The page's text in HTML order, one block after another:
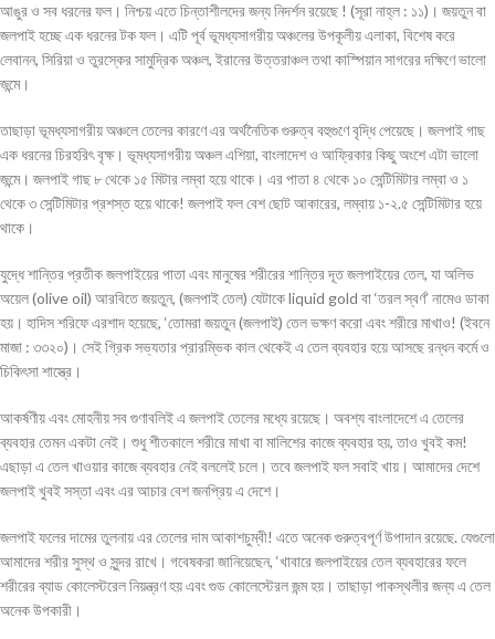
আঙুর ও সব ধরনের ফল। নিশ্চয় এতে চিন্তাশীলদের জন্য নিদর্শন রয়েছে ! (সূরা নাহ্ল : ১১)। জয়তুন বা
জলপাই হচ্ছে এক ধরনের টক ফল। এটি পূর্ব ভূমধ্যসাগরীয় অঞ্চলের উপকূলীয় এলাকা, বিশেষ করে
লেবানন, সিরিয়া ও তুরস্কের সামুদ্রিক অঞ্চল, ইরানের উত্তরাঞ্চল তথা কাস্পিয়ান সাগরের দক্ষিণে ভালো
জন্মে।
তাছাড়া ভূমধ্যসাগরীয় অঞ্চলে তেলের কারণে এর অর্থনৈতিক গুরুত্ব বহুগুণে বৃদ্ধি পেয়েছে। জলপাই গাছ
এক ধরনের চিরহরিৎ বৃক্ষ। ভূমধ্যসাগরীয় অঞ্চল এশিয়া, বাংলাদেশ ও আফ্রিকার কিছু অংশে এটা ভালো
জন্মে। জলপাই গাছ ৮ থেকে ১৫ মিটার লম্বা হয়ে থাকে। এর পাতা ৪ থেকে ১০ সেন্টিমিটার লম্বা ও ১
থেকে ৩ সেন্টিমিটার প্রশস্ত হয়ে থাকে! জলপাই ফল বেশ ছোট আকারের, লম্বায় ১-২.৫ সেন্টিমিটার হয়ে
থাকে।
যুদ্ধে শান্তির প্রতীক জলপাইয়ের পাতা এবং মানুষের শরীরের শান্তির দূত জলপাইয়ের তেল, যা অলিভ
অয়েল (olive oil) আরবিতে জয়তুন, (জলপাই তেল) যেটাকে liquid gold বা ‘তরল স্বর্ণ’ নামেও ডাকা
হয়। হাদিস শরিফে এরশাদ হয়েছে, ‘তোমরা জয়তুন (জলপাই) তেল ভক্ষণ করো এবং শরীরে মাখাও! (ইবনে
মাজা : ৩৩২০)। সেই গ্রিক সভ্যতার প্রারম্ভিক কাল থেকেই এ তেল ব্যবহার হয়ে আসছে রন্ধন কর্মে ও
চিকিৎসা শাস্ত্রে।
আকর্ষণীয় এবং মোহনীয় সব গুণাবলিই এ জলপাই তেলের মধ্যে রয়েছে। অবশ্য বাংলাদেশে এ তেলের
ব্যবহার তেমন একটা নেই। শুধু শীতকালে শরীরে মাখা বা মালিশের কাজে ব্যবহার হয়, তাও খুবই কম!
এছাড়া এ তেল খাওয়ার কাজে ব্যবহার নেই বললেই চলে। তবে জলপাই ফল সবাই খায়। আমাদের দেশে
জলপাই খুবই সস্তা এবং এর আচার বেশ জনপ্রিয় এ দেশে।
জলপাই ফলের দামের তুলনায় এর তেলের দাম আকাশচুম্বী! এতে অনেক গুরুত্বপূর্ণ উপাদান রয়েছে. যেগুলো
আমাদের শরীর সুস্থ ও সুন্দর রাখে। গবেষকরা জানিয়েছেন, ‘খাবারে জলপাইয়ের তেল ব্যবহারের ফলে
শরীরের ব্যাড কোলেস্টরেল নিয়ন্ত্রণ হয় এবং গুড কোলেস্টেরল জন্ম হয়। তাছাড়া পাকস্থলীর জন্য এ তেল
অনেক উপকারী।